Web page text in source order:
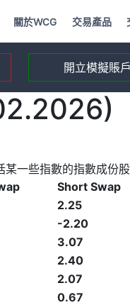
關於WCG 交易產品
開立模擬賬戶
一些指數的指數成份
Short Swap
2.25
-2.20
3.07
2.40
2.07
0.67